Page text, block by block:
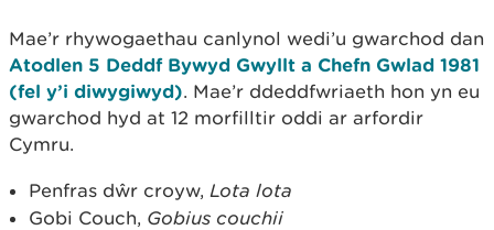
Mae’r rhywogaethau canlynol wedi’u gwarchod dan
Atodlen 5 Deddf Bywyd Gwyllt a Chefn Gwlad 1981
(fel y’i diwygiwyd). Mae’r ddeddfwriaeth hon yn eu
gwarchod hyd at 12 morfilltir oddi ar arfordir
Cymru.
Penfras dŵr croyw, Lota lota
Gobi Couch, Gobius couchii